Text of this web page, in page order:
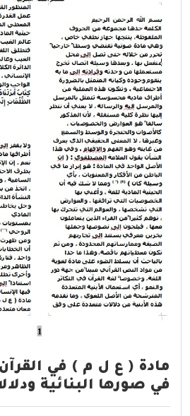
مادة ( ع ل م ) في
في صورها البنائية